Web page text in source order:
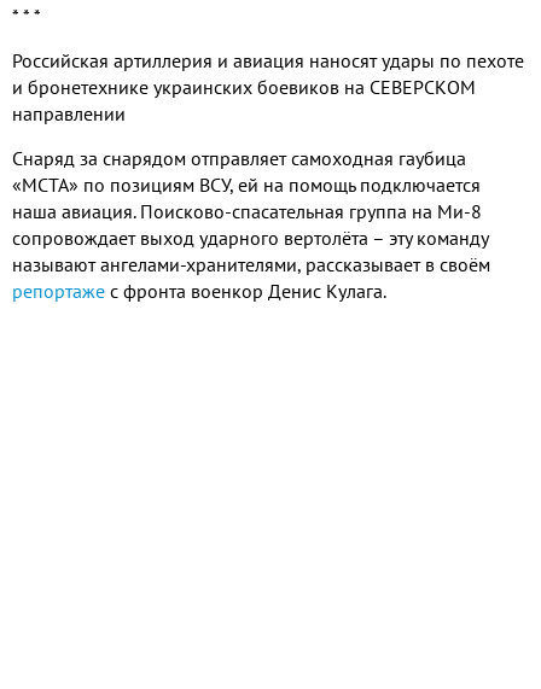
* * *
Российская артиллерия и авиация наносят удары по пехоте
и бронетехнике украинских боевиков на СЕВЕРСКОМ
направлении
Снаряд за снарядом отправляет самоходная гаубица
«МСТА» по позициям ВСУ, ей на помощь подключается
наша авиация. Поисково-спасательная группа на Ми-8
сопровождает выход ударного вертолёта – эту команду
называют ангелами-хранителями, рассказывает в своём
репортаже с фронта военкор Денис Кулага.